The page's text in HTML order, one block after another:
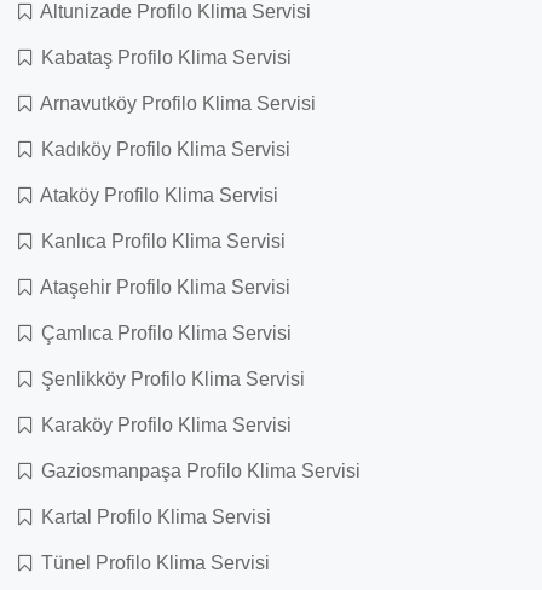
Altunizade Profilo Klima Servisi
Kabataş Profilo Klima Servisi
Arnavutköy Profilo Klima Servisi
Kadıköy Profilo Klima Servisi
Ataköy Profilo Klima Servisi
Kanlıca Profilo Klima Servisi
Ataşehir Profilo Klima Servisi
Çamlıca Profilo Klima Servisi
Şenlikköy Profilo Klima Servisi
Karaköy Profilo Klima Servisi
Gaziosmanpaşa Profilo Klima Servisi
Kartal Profilo Klima Servisi
Tünel Profilo Klima Servisi